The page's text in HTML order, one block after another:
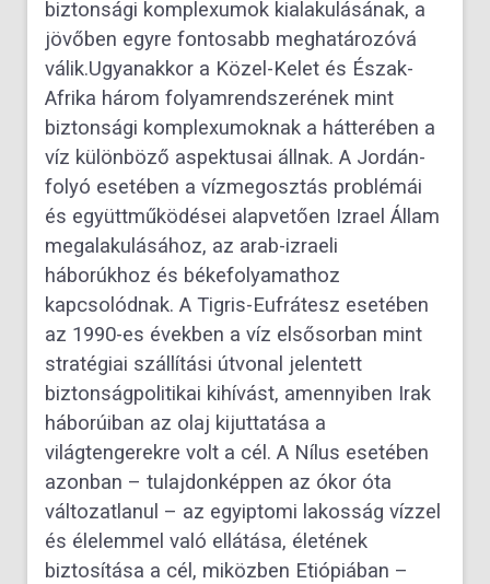
biztonsági komplexumok kialakulásának, a
jövőben egyre fontosabb meghatározóvá
válik.Ugyanakkor a Közel-Kelet és Észak-
Afrika három folyamrendszerének mint
biztonsági komplexumoknak a hátterében a
víz különböző aspektusai állnak. A Jordán-
folyó esetében a vízmegosztás problémái
és együttműködései alapvetően Izrael Állam
megalakulásához, az arab-izraeli
háborúkhoz és békefolyamathoz
kapcsolódnak. A Tigris-Eufrátesz esetében
az 1990-es években a víz elsősorban mint
stratégiai szállítási útvonal jelentett
biztonságpolitikai kihívást, amennyiben Irak
háborúiban az olaj kijuttatása a
világtengerekre volt a cél. A Nílus esetében
azonban – tu lajdonképpen az ókor óta
változatlanul – az egyiptomi lakosság vízzel
és élelemmel való ellátása, életének
biztosítása a cél, miközben Etiópiában –